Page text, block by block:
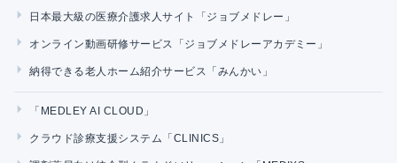
日本最大級の医療介護求人サイト「ジョブメドレー」
オンライン動画研修サービス「ジョブメドレーアカデミー」
納得できる老人ホーム紹介サービス「みんかい」
「MEDLEY AI CLOUD」
クラウド診療支援システム「CLINICS」